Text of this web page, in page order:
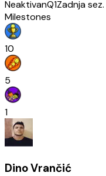
NeaktivanQ1Zadnja sez.
Milestones
10
5
1
Dino Vrančić